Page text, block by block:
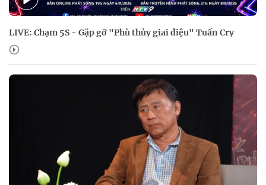
LIVE: Chạm 5S - Gặp gỡ "Phù thủy giai điệu" Tuấn Cry